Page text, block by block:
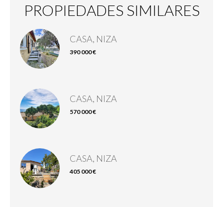
PROPIEDADES SIMILARES
CASA, NIZA
390 000 €
CASA, NIZA
570 000 €
CASA, NIZA
405 000 €